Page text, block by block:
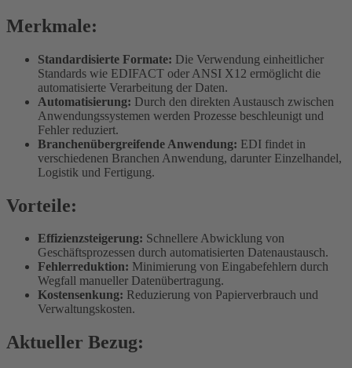
Merkmale:
Standardisierte Formate: Die Verwendung einheitlicher
Standards wie EDIFACT oder ANSI X12 ermöglicht die
automatisierte Verarbeitung der Daten.
Automatisierung: Durch den direkten Austausch zwischen
Anwendungssystemen werden Prozesse beschleunigt und
Fehler reduziert.
Branchenübergreifende Anwendung: EDI findet in
verschiedenen Branchen Anwendung, darunter Einzelhandel,
Logistik und Fertigung.
Vorteile:
Effizienzsteigerung: Schnellere Abwicklung von
Geschäftsprozessen durch automatisierten Datenaustausch.
Fehlerreduktion: Minimierung von Eingabefehlern durch
Wegfall manueller Datenübertragung.
Kostensenkung: Reduzierung von Papierverbrauch und
Verwaltungskosten.
Aktueller Bezug: